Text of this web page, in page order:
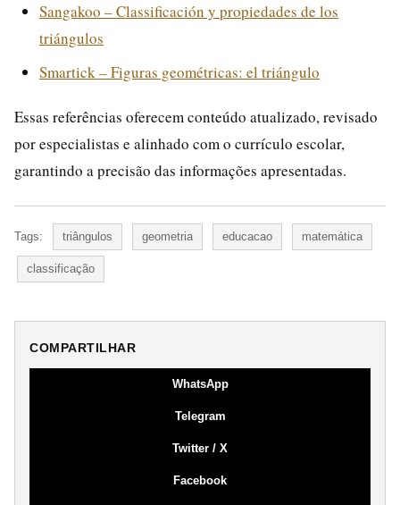
Sangakoo – Classificación y propiedades de los
triángulos
Smartick – Figuras geométricas: el triángulo
Essas referências oferecem conteúdo atualizado, revisado
por especialistas e alinhado com o currículo escolar,
garantindo a precisão das informações apresentadas.
Tags: triângulos geometria educacao matemática
classificação
COMPARTILHAR
WhatsApp
Telegram
Twitter / X
Facebook